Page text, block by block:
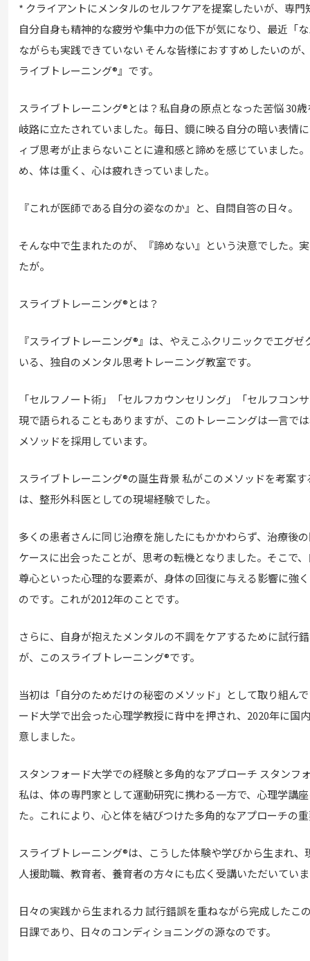
* クライアントにメンタルのセルフケアを提案したいが、専
自分自身も精神的な疲労や集中力の低下が気になり、最近「
ながらも実践できていない そんな皆様におすすめしたいのが
ライブトレーニング®』です。
スライブトレーニング®とは？私自身の原点となった苦悩 30
岐路に立たされていました。毎日、鏡に映る自分の暗い表情
ィブ思考が止まらないことに違和感と諦めを感じていました
め、体は重く、心は疲れきっていました。
『これが医師である自分の姿なのか』と、自問自答の日々。
そんな中で生まれたのが、『諦めない』という決意でした。
たが。
スライブトレーニング®とは？
『スライブトレーニング®』は、やえこふクリニックでエグ
いる、独自のメンタル思考トレーニング教室です。
「セルフノート術」「セルフカウンセリング」「セルフコン
現で語られることもありますが、このトレーニングは一言で
メソッドを採用しています。
スライブトレーニング®の誕生背景 私がこのメソッドを考案
は、整形外科医としての現場経験でした。
多くの患者さんに同じ治療を施したにもかかわらず、治療後
ケースに出会ったことが、思考の転機となりました。そこで
尊心といった心理的な要素が、身体の回復に与える影響に強
のです。これが2012年のことです。
さらに、自身が抱えたメンタルの不調をケアするために試行
が、このスライブトレーニング®です。
当初は「自分のためだけの秘密のメソッド」として取り組ん
ード大学で出会った心理学教授に背中を押され、2020年に国
意しました。
スタンフォード大学での経験と多角的なアプローチ スタンフ
私は、体の専門家として運動研究に携わる一方で、心理学講
た。これにより、心と体を結びつけた多角的なアプローチの
スライブトレーニング®は、こうした体験や学びから生まれ、
人援助職、教育者、養育者の方々にも広く受講いただいてい
日々の実践から生まれる力 試行錯誤を重ねながら完成したこ
日課であり、日々のコンディショニングの源なのです。